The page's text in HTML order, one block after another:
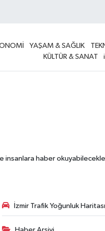
YAŞAM & SAĞLIK
KÜLTÜR & SANAT
insanlara haber
İzmir Trafik Yoğunluk Haritası